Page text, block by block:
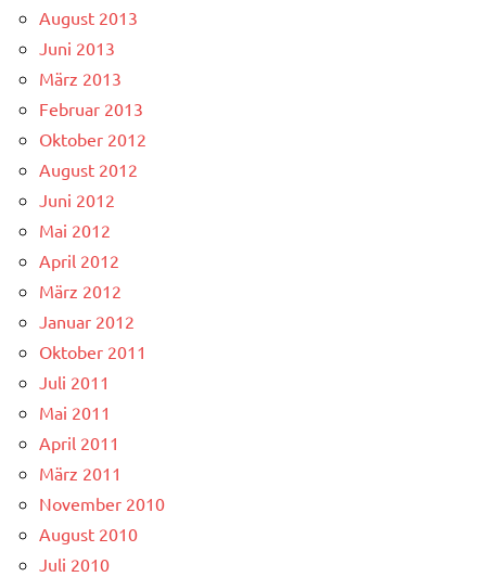
August 2013
Juni 2013
März 2013
Februar 2013
Oktober 2012
August 2012
Juni 2012
Mai 2012
April 2012
März 2012
Januar 2012
Oktober 2011
Juli 2011
Mai 2011
April 2011
März 2011
November 2010
August 2010
Juli 2010